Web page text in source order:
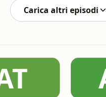
Carica altri episodi